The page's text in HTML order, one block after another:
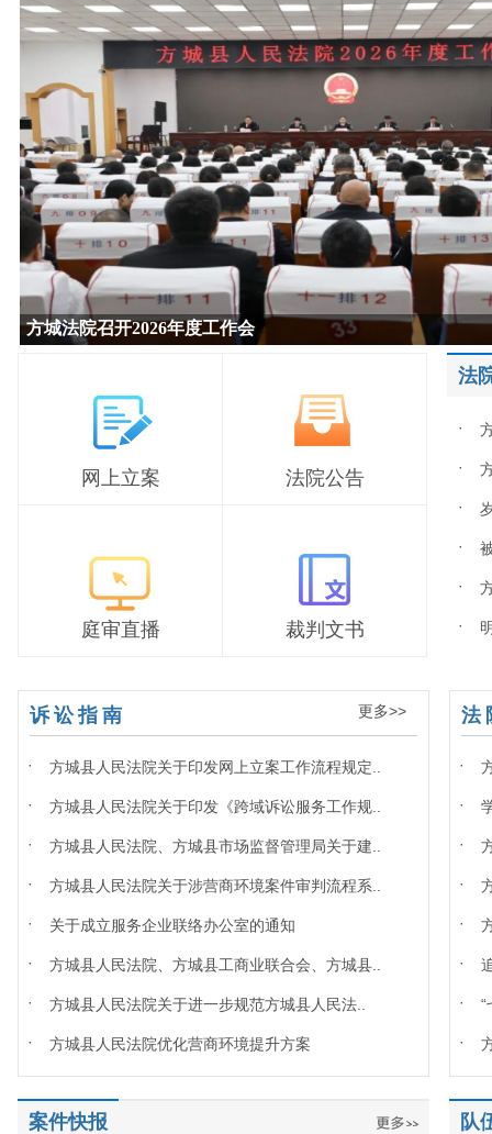
方城法院召开2026年度工作会
网上立案 法院公告
庭审直播 裁判文书
法
·
·
·
·
·
·
诉讼指南 更多>>
· 方城县人民法院关于印发网上立案工作流程规定..
· 方城县人民法院关于印发《跨域诉讼服务工作规..
· 方城县人民法院、方城县市场监督管理局关于建..
· 方城县人民法院关于涉营商环境案件审判流程系..
· 关于成立服务企业联络办公室的通知
· 方城县人民法院、方城县工商业联合会、方城县..
· 方城县人民法院关于进一步规范方城县人民法..
· 方城县人民法院优化营商环境提升方案
法
·
·
·
·
·
·
·
·
案件快报 队